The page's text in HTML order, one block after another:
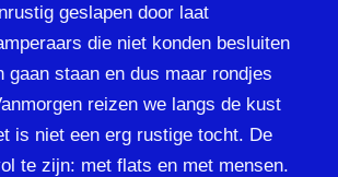
geslapen door laat
die niet konden besluiten
gaan staan en dus maar rondjes
reizen we langs de kust
is niet een erg rustige tocht. De
te zijn: met flats en met mensen.